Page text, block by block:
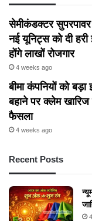
सेमीकंडक्टर सुपरपावर
नई यूनिट्स को दी
होंगे लाखों रोजगार
4 weeks ago
बीमा कंपनियों को
बहाने पर क्लेम
फैसला
4 weeks ago
Recent Posts